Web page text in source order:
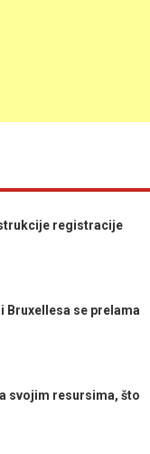
registracije
i Bruxellesa se prelama
svojim resursima, što